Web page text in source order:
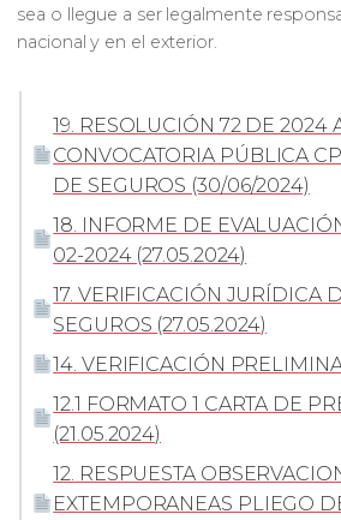
sea o llegue a ser legalmente
nacional y en el exterior.
19. RESOLUCIÓN 72 DE 2024
CONVOCATORIA PÚBLICA
DE SEGUROS (30/06/2024)
18. INFORME DE
02-2024 (27.05.2024)
17. VERIFICACIÓN JURÍDICA
SEGUROS (27.05.2024)
14. VERIFICACIÓN
12.1 FORMATO 1 CARTA DE
(21.05.2024)
12. RESPUESTA
EXTEMPORANEAS PLIEGO